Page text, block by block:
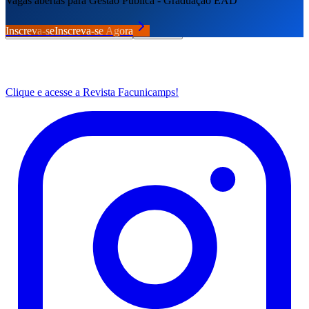
Inscreva-seInscreva-se Agora
Cadastre seu e-mail e fique por dentro de tudo.
Cadastrar
Clique e acesse a Revista Facunicamps!